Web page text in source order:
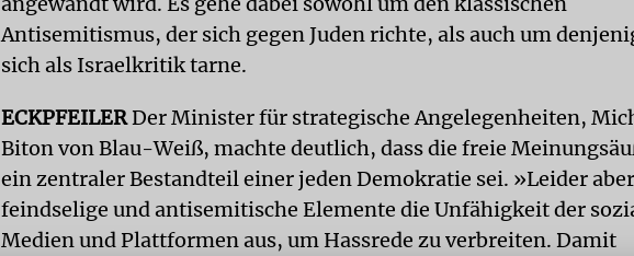
Antisemitismus, der sich gegen Juden richte, als auch um
sich als Israelkritik tarne.
ECKPFEILERDer Minister für strategische Angelegenheiten,
Biton von Blau-Weiß, machte deutlich, dass die freie
ein zentraler Bestandteil einer jeden Demokratie sei. »Leider
feindselige und antisemitische Elemente die Unfähigkeit der
Medien und Plattformen aus, um Hassrede zu verbreiten. Damit